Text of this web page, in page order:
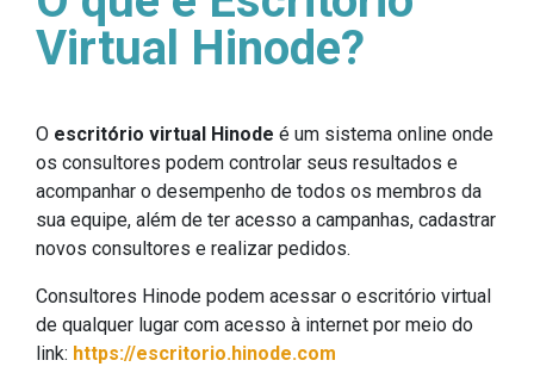
Virtual Hinode?
O escritório virtual Hinode é um sistema online onde
os consultores podem controlar seus resultados e
acompanhar o desempenho de todos os membros da
sua equipe, além de ter acesso a campanhas, cadastrar
novos consultores e realizar pedidos.
Consultores Hinode podem acessar o escritório virtual
de qualquer lugar com acesso à internet por meio do
link: https://escritorio.hinode.com